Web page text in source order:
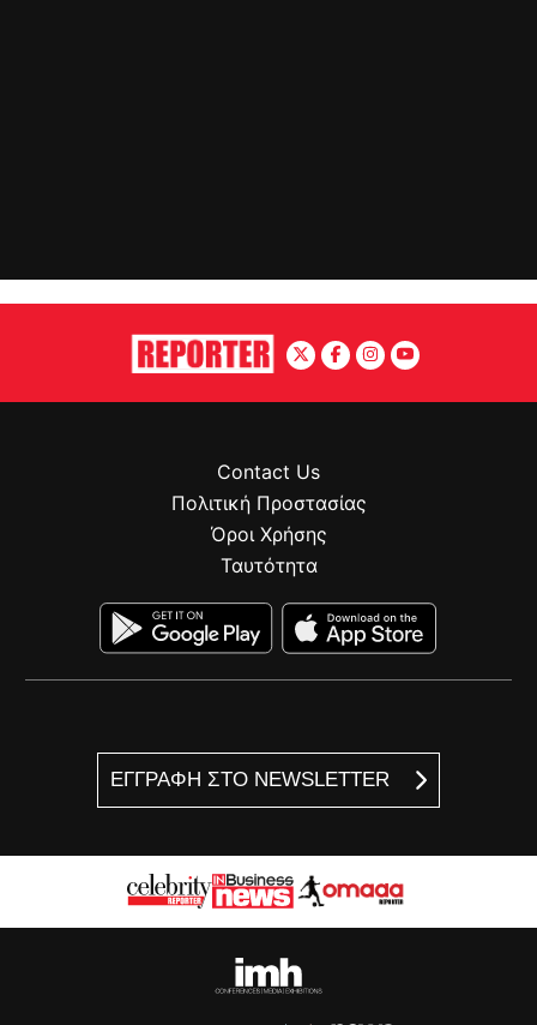
ΕΓΓΡΑΦΗ ΣΤΟ NEWSLETTER
Contact Us
Πολιτική Προστασίας
Όροι Χρήσης
Ταυτότητα